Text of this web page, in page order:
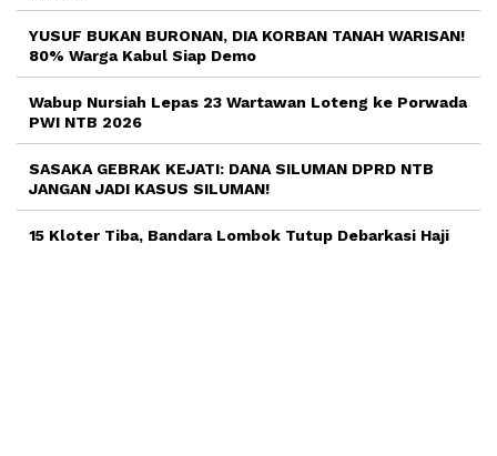
YUSUF BUKAN BURONAN, DIA KORBAN TANAH WARISAN!
80% Warga Kabul Siap Demo
Wabup Nursiah Lepas 23 Wartawan Loteng ke Porwada
PWI NTB 2026
SASAKA GEBRAK KEJATI: DANA SILUMAN DPRD NTB
JANGAN JADI KASUS SILUMAN!
15 Kloter Tiba, Bandara Lombok Tutup Debarkasi Haji